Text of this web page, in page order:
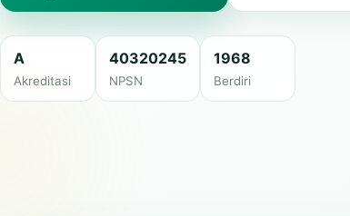
A
Akreditasi
40320245
NPSN
1968
Berdiri